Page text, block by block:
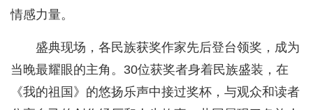
情感力量。
盛典现场，各民族获奖作家先后登台领奖，成为
当晚最耀眼的主角。30位获奖者身着民族盛装，在
《我的祖国》的悠扬乐声中接过奖杯，与观众和读者